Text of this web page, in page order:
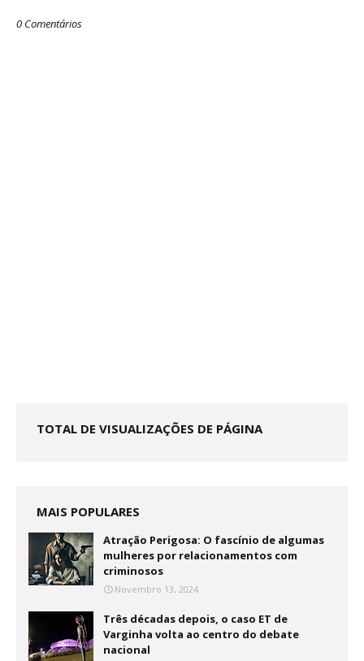
0 Comentários
TOTAL DE VISUALIZAÇÕES DE PÁGINA
MAIS POPULARES
Atração Perigosa: O fascínio de algumas
mulheres por relacionamentos com
criminosos
Novembro 13, 2024
Três décadas depois, o caso ET de
Varginha volta ao centro do debate
nacional